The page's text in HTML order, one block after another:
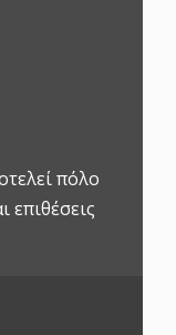
πόλο
επιθέσεις